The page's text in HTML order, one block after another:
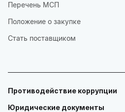
Перечень МСП
Положение о закупке
Стать поставщиком
Противодействие коррупции
Юридические документы